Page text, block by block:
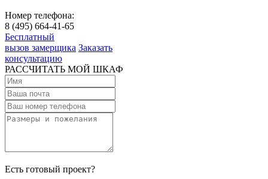
Номер телефона:
8 (495) 664-41-65
Бесплатный
вызов замерщика Заказать
консультацию
РАССЧИТАТЬ МОЙ ШКАФ
Есть готовый проект?